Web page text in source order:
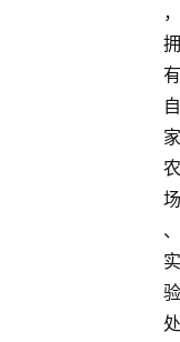
，
拥
有
自
家
农
场
、
实
验
处